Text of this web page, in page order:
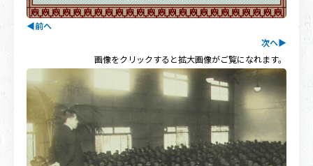
◀前へ
次へ▶
画像をクリックすると拡大画像がご覧になれます。